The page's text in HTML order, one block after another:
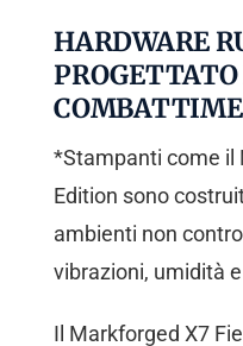
HARDWARE
*Stampanti come il
Edition sono
ambienti non
vibrazioni, umidità
Il Markforged X7